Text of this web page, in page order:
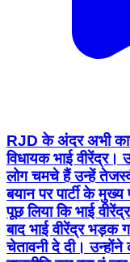
RJD के अंदर अभी
विधायक भाई वीरेंद्र।
लोग चमचे हैं उन्हें
बयान पर पार्टी के
पूछ लिया कि भाई
बाद भाई वीरेंद्र भड़क
चेतावनी दे दी।